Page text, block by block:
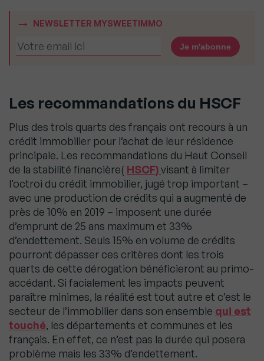
NEWSLETTER MYSWEETIMMO
Les recommandations du HSCF
Plus des trois quarts des français ont recours à un
crédit immobilier pour l’achat de leur résidence
principale. Les recommandations du Haut Conseil
de la stabilité financière( HSCF)visant à limiter
l’octroi du crédit immobilier, jugé trop important –
avec une production de crédits qui a augmenté de
près de 10% en 2019 – imposent une durée
d’emprunt de 25 ans maximum et 33%
d’endettement. Seuls 15% en volume de crédits
pourront dépasser ces critères dont les trois
quarts de cette dérogation bénéficieront au primo-
accédant. Si facialement les impacts peuvent
paraître minimes, la réalité est tout autre et c’est le
secteur de l’immobilier dans son ensemble qui est
touché, les départements et communes et les
français. En effet, ce n’est pas la durée qui posera
problème mais les 33% d’endettement.